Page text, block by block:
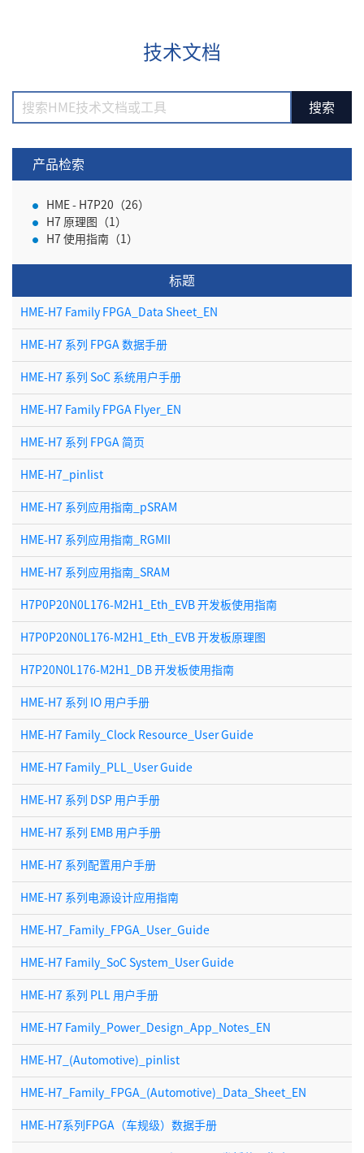
技术文档
产品检索
HME - H7P20（26）
H7 原理图（1）
H7 使用指南（1）
标题
HME-H7 Family FPGA_Data Sheet_EN
HME-H7 系列 FPGA 数据手册
HME-H7 系列 SoC 系统用户手册
HME-H7 Family FPGA Flyer_EN
HME-H7 系列 FPGA 简页
HME-H7_pinlist
HME-H7 系列应用指南_pSRAM
HME-H7 系列应用指南_RGMII
HME-H7 系列应用指南_SRAM
H7P0P20N0L176-M2H1_Eth_EVB 开发板使用指南
H7P0P20N0L176-M2H1_Eth_EVB 开发板原理图
H7P20N0L176-M2H1_DB 开发板使用指南
HME-H7 系列 IO 用户手册
HME-H7 Family_Clock Resource_User Guide
HME-H7 Family_PLL_User Guide
HME-H7 系列 DSP 用户手册
HME-H7 系列 EMB 用户手册
HME-H7 系列配置用户手册
HME-H7 系列电源设计应用指南
HME-H7_Family_FPGA_User_Guide
HME-H7 Family_SoC System_User Guide
HME-H7 系列 PLL 用户手册
HME-H7 Family_Power_Design_App_Notes_EN
HME-H7_(Automotive)_pinlist
HME-H7_Family_FPGA_(Automotive)_Data_Sheet_EN
HME-H7系列FPGA（车规级）数据手册